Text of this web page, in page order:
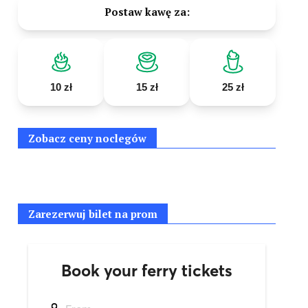
Postaw kawę za:
10 zł 15 zł 25 zł
Zobacz ceny noclegów
Zarezerwuj bilet na prom